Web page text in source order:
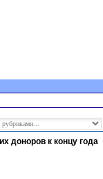
доноров к концу года